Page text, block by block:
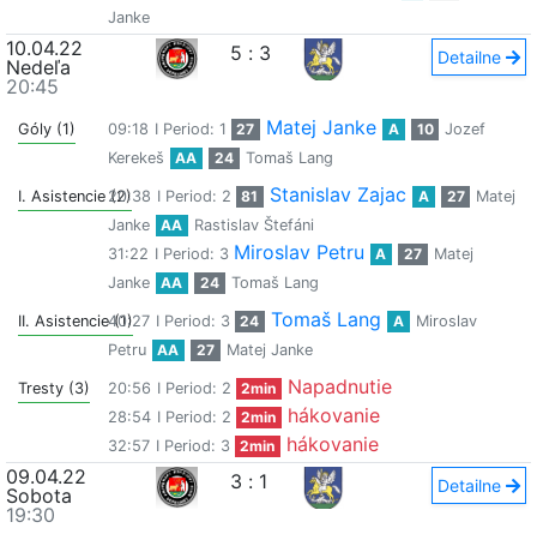
Janke
10.04.22
Nedeľa
20:45
5 : 3 Detailne
Góly (1) 09:18 I Period: 1 27 Matej Janke A 10
Jozef
Kerekeš
AA 24 Tomaš Lang
I. Asistencie (2)20:38 I Period: 2 81 Stanislav Zajac A 27
Matej
Janke
AA
Rastislav Štefáni
31:22 I Period: 3 Miroslav Petru A 27
Matej
Janke
AA 24 Tomaš Lang
II. Asistencie (1)
40:27 I Period: 3 24 Tomaš Lang A
Miroslav
Petru
AA 27 Matej Janke
Tresty (3) 20:56 I Period: 2 2min Napadnutie
28:54 I Period: 2 2min hákovanie
32:57 I Period: 3 2min
hákovanie
09.04.22
Sobota
19:30
3 : 1 Detailne